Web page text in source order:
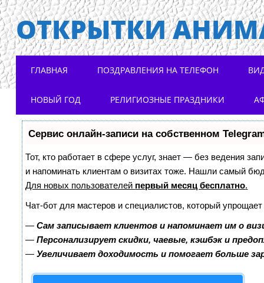
ОТКРЫТКИ
Main menu
ГЛАВНАЯ ПОЗДРАВЛЕНИЯ НА ТЕЛЕФОН
НОВЫЙ ГОД РЕЛИГИОЗНЫЕ ПРАЗДНИКИ
Сервис онлайн-записи на собственном
Тот, кто работает в сфере услуг, знает — без ведения
и напоминать клиентам о визитах тоже. Нашли самый
Для новых пользователей первый месяц бесплатно.
Чат-бот для мастеров и специалистов, который
—Сам записывает клиентов и напоминает им о
—Персонализирует скидки, чаевые, кэшбэк и
—Увеличивает доходимость и помогает больше